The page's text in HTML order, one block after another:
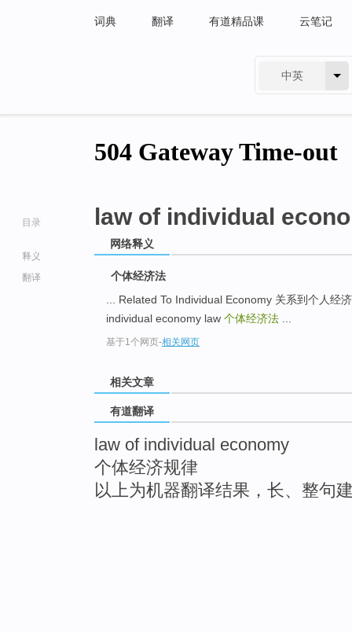
词典 翻译 有道精品课 云笔记
中英
目录
释义
翻译
law of individual
网络释义
个体经济法
... Related To Individual Economy 关系到个人经
individual economy law 个体经济法
基于1个网页-相关网页
相关文章
有道翻译
law of individual economy
个体经济规律
以上为机器翻译结果，长、整句